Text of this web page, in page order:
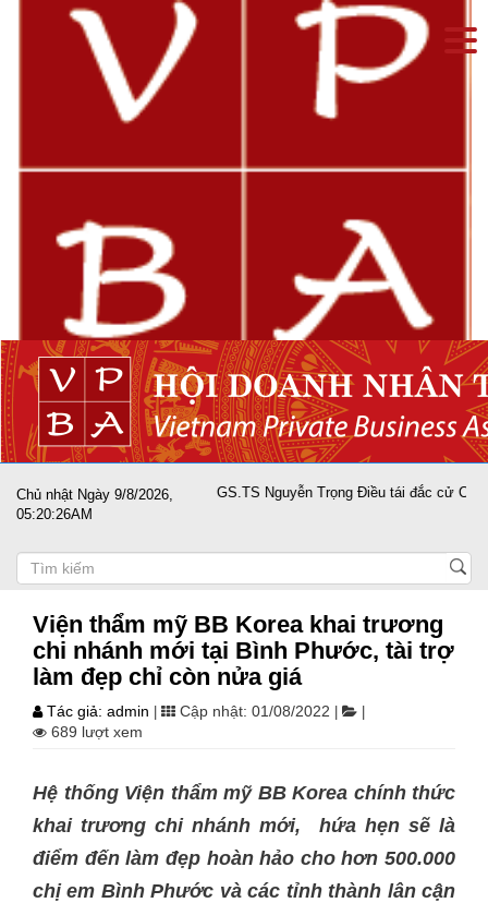
Chủ nhật Ngày 9/8/2026,
05:20:27AM
vượt sóng gió PGS.TS Nguyễn Trọng Điều tái đắc cử Chủ tịch
Viện thẩm mỹ BB Korea khai trương
chi nhánh mới tại Bình Phước, tài trợ
làm đẹp chỉ còn nửa giá
Tác giả: admin Cập nhật: 01/08/2022
689 lượt xem
Hệ thống Viện thẩm mỹ BB Korea chính thức
khai trương chi nhánh mới, hứa hẹn sẽ là
điểm đến làm đẹp hoàn hảo cho hơn 500.000
chị em Bình Phước và các tỉnh thành lân cận